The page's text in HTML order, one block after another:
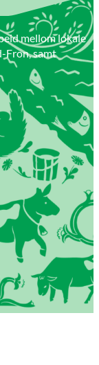
mellom lokale
Fron, samt